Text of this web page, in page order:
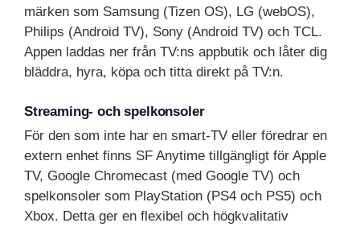
märken som Samsung (Tizen OS), LG (webOS),
Philips (Android TV), Sony (Android TV) och TCL.
Appen laddas ner från TV:ns appbutik och låter dig
bläddra, hyra, köpa och titta direkt på TV:n.
Streaming- och spelkonsoler
För den som inte har en smart-TV eller föredrar en
extern enhet finns SF Anytime tillgängligt för Apple
TV, Google Chromecast (med Google TV) och
spelkonsoler som PlayStation (PS4 och PS5) och
Xbox. Detta ger en flexibel och högkvalitativ